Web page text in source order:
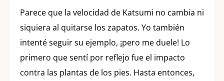
Parece que la velocidad de Katsumi no cambia ni
siquiera al quitarse los zapatos. Yo también
intenté seguir su ejemplo, ¡pero me duele! Lo
primero que sentí por reflejo fue el impacto
contra las plantas de los pies. Hasta entonces,